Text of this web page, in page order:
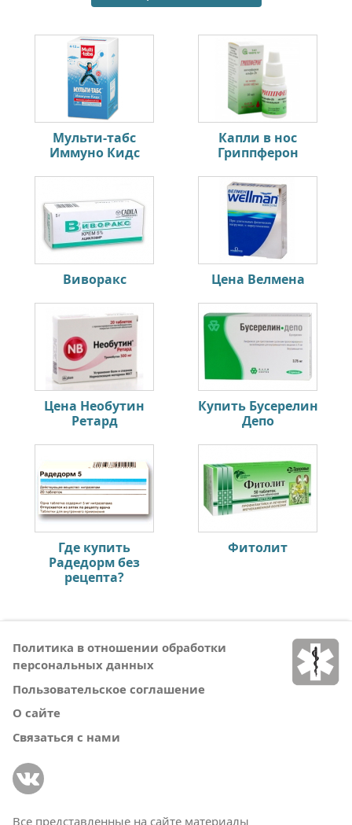
Мульти-табс
Иммуно Кидс
Капли в нос
Гриппферон
Виворакс Цена Велмена
Цена Необутин
Ретард
Купить Бусерелин
Депо
Где купить
Радедорм без
рецепта?
Фитолит
Политика в отношении обработки
персональных данных
Пользовательское соглашение
О сайте
Связаться с нами
Все представленные на сайте материалы